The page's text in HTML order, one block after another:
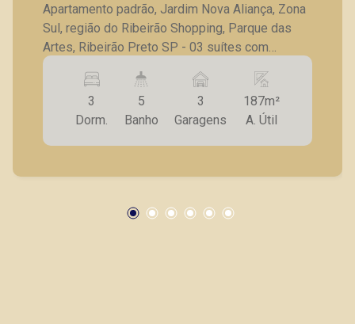
Apartamento padrão, Jardim Nova Aliança, Zona
Sul, região do Ribeirão Shopping, Parque das
Artes, Ribeirão Preto SP - 03 suítes com
armários embutidos, ar condicionado e persiana
- sala ampla 02 ambientes com ar condicionado,
rack e painel, cortinas - lavabo - varanda
gourmet fechada com blindex e tela - escritório
planejado - sala de jantar - cozinha planejada -
lavanderia planejada - 03 vagas de garagem A
clientes com agilidade e segurança, em locação,
3
Dorm.
5
Banho
3
Garagens
187m²
A. Útil